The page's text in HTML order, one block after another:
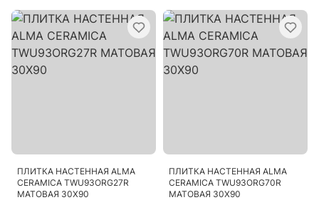
ПЛИТКА НАСТЕННАЯ ALMA
CERAMICA TWU93ORG27R
МАТОВАЯ 30X90
ПЛИТКА НАСТЕННАЯ ALMA
CERAMICA TWU93ORG70R
МАТОВАЯ 30X90